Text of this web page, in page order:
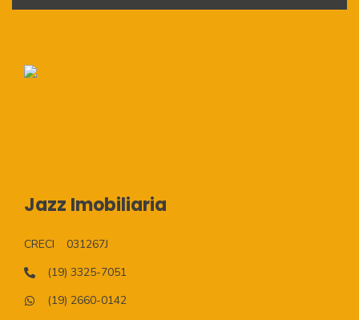
Jazz Imobiliaria
CRECI
031267J
(19) 3325-7051
(19) 2660-0142